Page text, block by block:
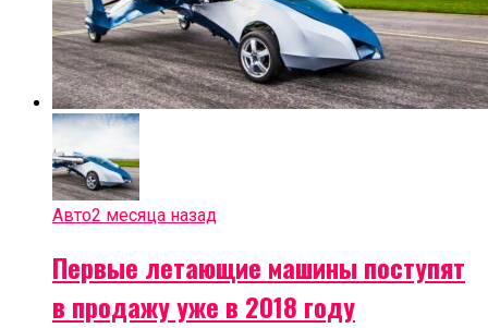
Авто2 месяца назад
Первые летающие машины поступят
в продажу уже в 2018 году